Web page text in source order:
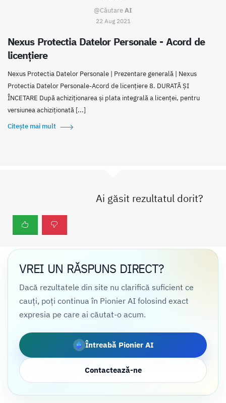
@CăutareAI
22 Aug 2021
Nexus Protectia Datelor Personale - Acord de
licenţiere
Nexus Protectia Datelor Personale | Prezentare generală | Nexus
Protectia Datelor Personale-Acord de licențiere 8. DURATĂ ȘI
ÎNCETARE După achiziționarea și plata integrală a licenței, pentru
versiunea achiziționată [...]
Citește mai mult
Ai găsit rezultatul dorit?
VREI UN RĂSPUNS DIRECT?
Dacă rezultatele din site nu clarifică suficient ce
cauți, poți continua în Pionier AI folosind exact
expresia pe care ai căutat-o acum.
Întreabă Pionier AI
Contactează-ne